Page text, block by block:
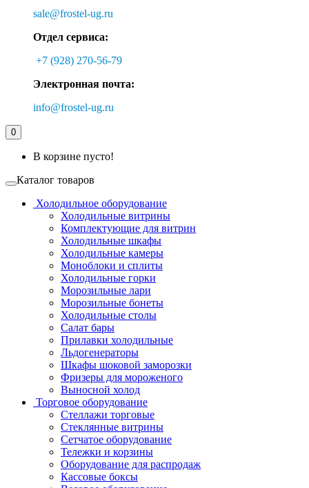
sale@frostel-ug.ru
Отдел сервиса:
+7 (928) 270-56-79
Электронная почта:
info@frostel-ug.ru
0
В корзине пусто!
Каталог товаров
Холодильное оборудование
Холодильные витрины
Комплектующие для витрин
Холодильные шкафы
Холодильные камеры
Моноблоки и сплиты
Холодильные горки
Морозильные лари
Морозильные бонеты
Холодильные столы
Салат бары
Прилавки холодильные
Льдогенераторы
Шкафы шоковой заморозки
Фризеры для мороженого
Выносной холод
Торговое оборудование
Стеллажи торговые
Стеклянные витрины
Сетчатое оборудование
Тележки и корзины
Оборудование для распродаж
Кассовые боксы